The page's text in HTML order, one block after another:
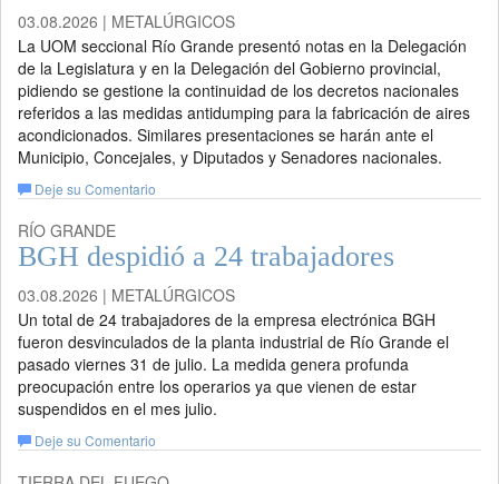
03.08.2026 | METALÚRGICOS
La UOM seccional Río Grande presentó notas en la Delegación
de la Legislatura y en la Delegación del Gobierno provincial,
pidiendo se gestione la continuidad de los decretos nacionales
referidos a las medidas antidumping para la fabricación de aires
acondicionados. Similares presentaciones se harán ante el
Municipio, Concejales, y Diputados y Senadores nacionales.
Deje su Comentario
RÍO GRANDE
BGH despidió a 24 trabajadores
03.08.2026 | METALÚRGICOS
Un total de 24 trabajadores de la empresa electrónica BGH
fueron desvinculados de la planta industrial de Río Grande el
pasado viernes 31 de julio. La medida genera profunda
preocupación entre los operarios ya que vienen de estar
suspendidos en el mes julio.
Deje su Comentario